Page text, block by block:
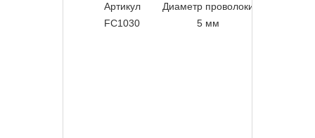
Артикул Диаметр проволоки
FC1030
5 мм